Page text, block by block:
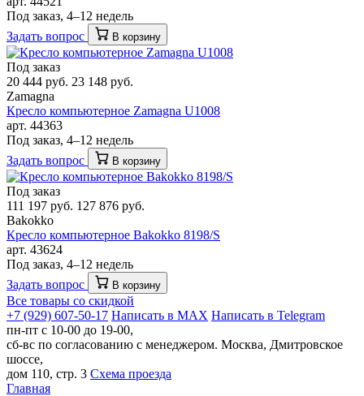
Под заказ, 4–12 недель
Задать вопрос
В корзину
Под заказ
20 444 руб. 23 148 руб.
Zamagna
Кресло компьютерное Zamagna U1008
арт. 44363
Под заказ, 4–12 недель
Задать вопрос
В корзину
Под заказ
111 197 руб. 127 876 руб.
Bakokko
Кресло компьютерное Bakokko 8198/S
арт. 43624
Под заказ, 4–12 недель
Задать вопрос
В корзину
Все товары со скидкой
+7 (929) 607-50-17 Написать в MAX Написать в Telegram
пн-пт с 10-00 до 19-00,
сб-вс по согласованию с менеджером. Москва, Дмитровское
шоссе,
дом 110, стр. 3 Схема проезда
Главная